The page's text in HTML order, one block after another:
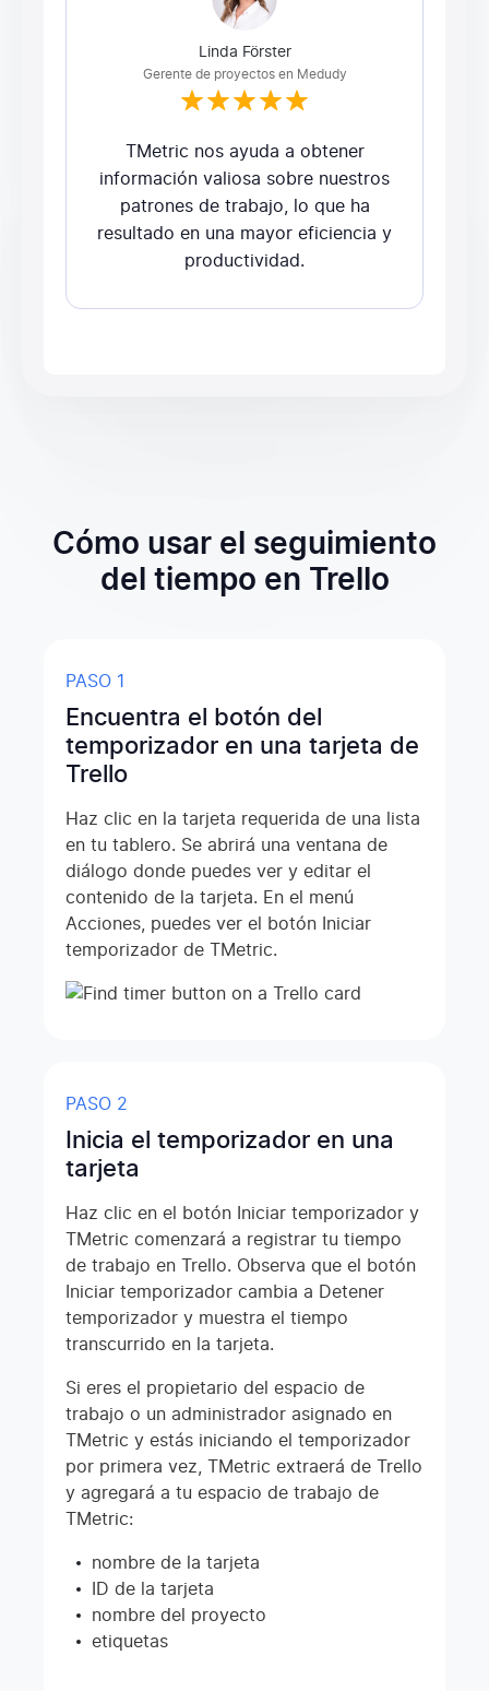
Linda Förster
Gerente de proyectos en Medudy
TMetric nos ayuda a obtener
información valiosa sobre nuestros
patrones de trabajo, lo que ha
resultado en una mayor eficiencia y
productividad.
Cómo usar el seguimiento
del tiempo en Trello
PASO 1
Encuentra el botón del
temporizador en una tarjeta de
Trello
Haz clic en la tarjeta requerida de una lista
en tu tablero. Se abrirá una ventana de
diálogo donde puedes ver y editar el
contenido de la tarjeta. En el menú
Acciones, puedes ver el botón Iniciar
temporizador de TMetric.
PASO 2
Inicia el temporizador en una
tarjeta
Haz clic en el botón Iniciar temporizador y
TMetric comenzará a registrar tu tiempo
de trabajo en Trello. Observa que el botón
Iniciar temporizador cambia a Detener
temporizador y muestra el tiempo
transcurrido en la tarjeta.
Si eres el propietario del espacio de
trabajo o un administrador asignado en
TMetric y estás iniciando el temporizador
por primera vez, TMetric extraerá de Trello
y agregará a tu espacio de trabajo de
TMetric:
nombre de la tarjeta
ID de la tarjeta
nombre del proyecto
etiquetas